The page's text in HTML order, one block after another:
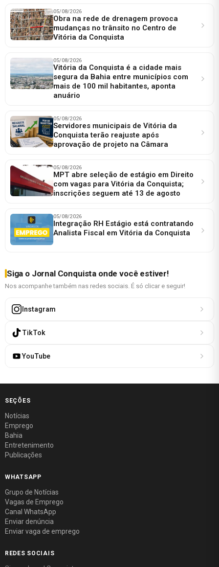
05/08/2026
Obra na rede de drenagem provoca
mudanças no trânsito no Centro de
Vitória da Conquista
05/08/2026
Vitória da Conquista é a cidade mais
segura da Bahia entre municípios com
mais de 100 mil habitantes, aponta
anuário
05/08/2026
Servidores municipais de Vitória da
Conquista terão reajuste após
aprovação de projeto na Câmara
05/08/2026
MPT abre seleção de estágio em Direito
com vagas para Vitória da Conquista;
inscrições seguem até 13 de agosto
05/08/2026
Integração RH Estágio está contratando
Analista Fiscal em Vitória da Conquista
Siga o Jornal Conquista onde você estiver!
Nos acompanhe também nas redes sociais. É só clicar e seguir!
Instagram
TikTok
YouTube
SEÇÕES
Notícias
Emprego
Bahia
Entretenimento
Publicações
WHATSAPP
Grupo de Notícias
Vagas de Emprego
Canal WhatsApp
Enviar denúncia
Enviar vaga de emprego
REDES SOCIAIS